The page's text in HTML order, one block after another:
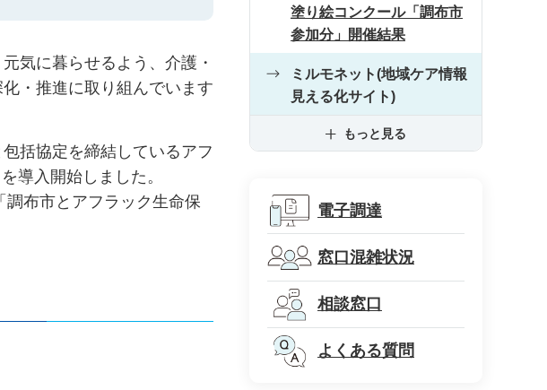
気に暮らせるよう、介護・
・推進に取り組んでいます
括協定を締結しているアフ
導入開始しました。
布市とアフラック生命保
塗り絵コンクール「調布市
参加分」開催結果
ミルモネット(地域ケア情報
見える化サイト)
もっと見る
電子調達
窓口混雑状況
相談窓口
よくある質問